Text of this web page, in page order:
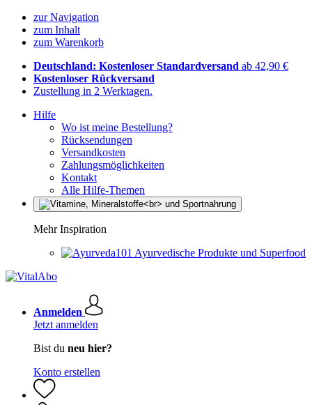
zur Navigation
zum Inhalt
zum Warenkorb
Deutschland: Kostenloser Standardversand ab 42,90 €
Kostenloser Rückversand
Zustellung in 2 Werktagen.
Hilfe
Wo ist meine Bestellung?
Rücksendungen
Versandkosten
Zahlungsmöglichkeiten
Kontakt
Alle Hilfe-Themen
Mehr Inspiration
Ayurvedische Produkte und Superfood
Anmelden
Jetzt anmelden
Bist du neu hier?
Konto erstellen